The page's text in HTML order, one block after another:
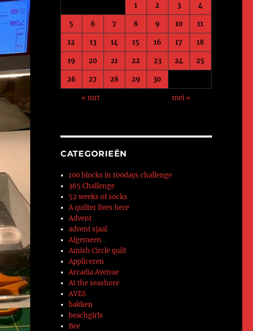
1 2 3 4
5 6 7 8 9 10 11
12 13 14 15 16 17 18
19 20 21 22 23 24 25
26 27 28 29 30
« mrt mei »
CATEGORIEËN
100 blocks in 100days challenge
365 Challenge
52 weeks of socks
A quilter lives here
Advent
advent sjaal
Algemeen
Amish Circle quilt
Appliceren
Arcadia Avenue
At the seashore
AVES
bakken
beachgirls
Bee